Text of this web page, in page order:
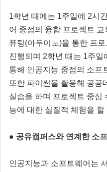
1학년 때에는 1주일에 2시
어 중점의 융합 프로젝트
퓨팅(아두이노)을 통한 프
진행되며 2학년 때는 1주
통해 인공지능 중점의 소프
또한 파이썬을 활용해 공공
실습을 하며 프로젝트 중심
능에 대한 실질적 체험을 할
● 공유캠퍼스와 연계한 소
인공지능과 소프트웨어는